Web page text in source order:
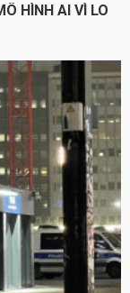
HÌNH AI VÌ LO